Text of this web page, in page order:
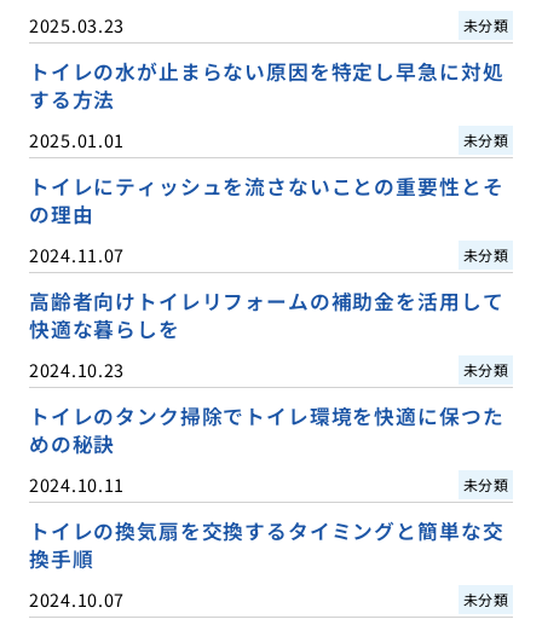
2025.03.23 未分類
トイレの水が止まらない原因を特定し早急に対処
する方法
2025.01.01 未分類
トイレにティッシュを流さないことの重要性とそ
の理由
2024.11.07 未分類
高齢者向けトイレリフォームの補助金を活用して
快適な暮らしを
2024.10.23 未分類
トイレのタンク掃除でトイレ環境を快適に保つた
めの秘訣
2024.10.11 未分類
トイレの換気扇を交換するタイミングと簡単な交
換手順
2024.10.07 未分類